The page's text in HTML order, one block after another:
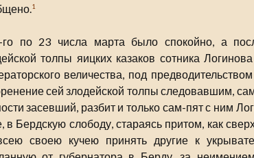
1
по 23 числа марта было спокойно, а
толпы яицких казаков сотника
величества, под
сей злодейской толпы следовавшим,
засевший, разбит и только сам-пят с ним
в Бердскую слободу, стараясь притом, как
своею кучею принять другие к